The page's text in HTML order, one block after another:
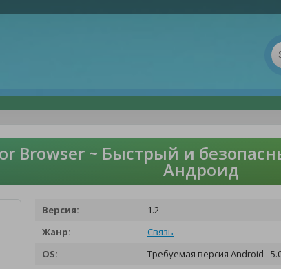
Browser ~ Быстрый и
Андроид
Версия:
1.2
Жанр:
Связь
OS:
Требуемая версия Android -